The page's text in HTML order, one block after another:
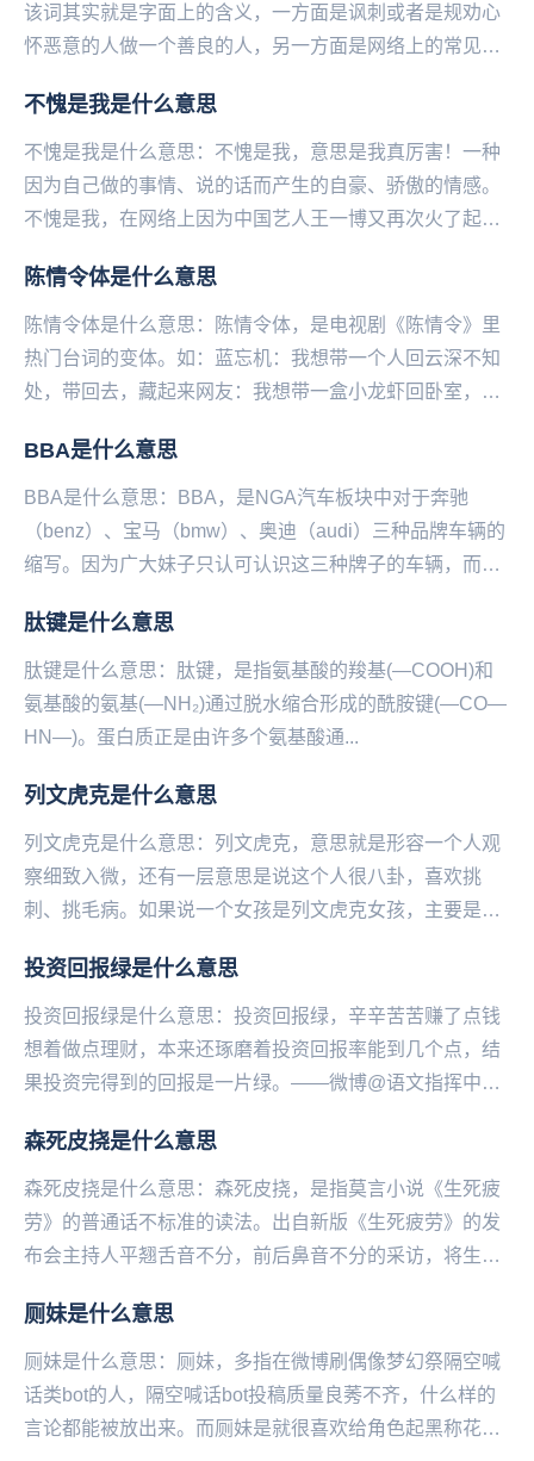
该词其实就是字面上的含义，一方面是讽刺或者是规劝心
怀恶意的人做一个善良的人，另一方面是网络上的常见吐
很...
不愧是我是什么意思
不愧是我是什么意思：不愧是我，意思是我真厉害！一种
因为自己做的事情、说的话而产生的自豪、骄傲的情感。
不愧是我，在网络上因为中国艺人王一博又再次火了起
能...
陈情令体是什么意思
陈情令体是什么意思：陈情令体，是电视剧《陈情令》里
热门台词的变体。如：蓝忘机：我想带一个人回云深不知
处，带回去，藏起来网友：我想带一盒小龙虾回卧室，带
是...
BBA是什么意思
BBA是什么意思：BBA，是NGA汽车板块中对于奔驰
（benz）、宝马（bmw）、奥迪（audi）三种品牌车辆的
缩写。因为广大妹子只认可认识这三种牌子的车辆，而被
肽键是什么意思
肽键是什么意思：肽‌‌‌‌‌‌‌‌‌‌键，是指氨基酸的羧基(—COOH)和
氨基酸的氨基(—NH₂)通过脱水缩合形成的酰胺键(—CO—
HN—)。蛋白质正是由许多个氨基酸通...
列文虎克是什么意思
列文虎克是什么意思：列文虎克，意思就是形容一个人观
察细致入微，还有一层意思是说这个人很八卦，喜欢挑
刺、挑毛病。如果说一个女孩是列文虎克女孩，主要是形
从...
投资回报绿是什么意思
投资回报绿是什么意思：投资回报绿，辛辛苦苦赚了点钱
想着做点理财，本来还琢磨着投资回报率能到几个点，结
果投资完得到的回报是一片绿。——微博@语文指挥中
森死皮挠是什么意思
森死皮挠是什么意思：森死皮挠，是指莫言小说《生死疲
劳》的普通话不标准的读法。出自新版《生死疲劳》的发
布会主持人平翘舌音不分，前后鼻音不分的采访，将生死
学...
厕妹是什么意思
厕妹是什么意思：厕妹，多指在微博刷偶像梦幻祭隔空喊
话类bot的人，隔空喊话bot投稿质量良莠不齐，什么样的
言论都能被放出来。而厕妹是就很喜欢给‌‌‌‌‌‌‌角色起黑称花名